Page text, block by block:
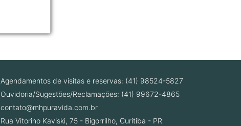
Agendamentos de visitas e reservas: (41) 98524-5827
Ouvidoria/Sugestões/Reclamações: (41) 99672-4865
contato@mhpuravida.com.br
Rua Vitorino Kaviski, 75 - Bigorrilho, Curitiba - PR